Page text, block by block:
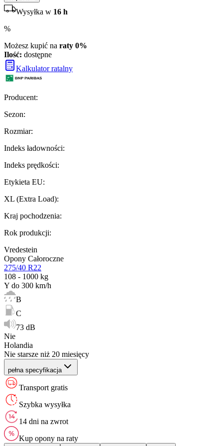
Wysyłka w 16 h
%
Możesz kupić na raty 0%
Ilość: dostępne
Kalkulator ratalny
Producent:
Sezon:
Rozmiar:
Indeks ładowności:
Indeks prędkości:
Etykieta EU:
XL (Extra Load):
Kraj pochodzenia:
Rok produkcji:
Vredestein
Opony Całoroczne
275/40 R22
108 - 1000 kg
Y do 300 km/h
B
C
73 dB
Nie
Holandia
Nie starsze niż 20 miesięcy
pełna specyfikacja
Transport gratis
Szybka wysyłka
14 dni na zwrot
Kup opony na raty